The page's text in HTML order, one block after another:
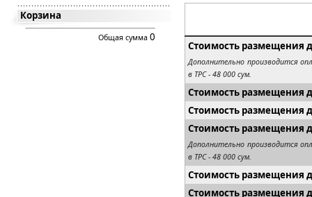
Корзина
Общая сумма 0
Стоимость размещения
Дополнительно производится
в ТРС - 48 000 сум.
Стоимость размещения
Стоимость размещения
Стоимость размещения
Дополнительно производится
в ТРС - 48 000 сум.
Стоимость размещения
Стоимость размещения